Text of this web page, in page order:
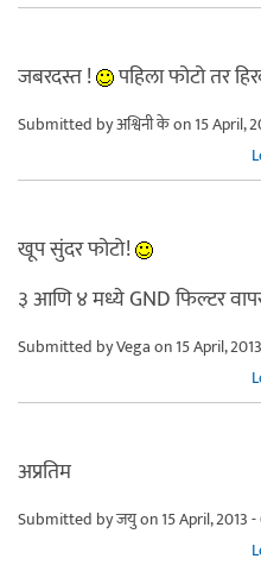
जबरदस्त ! पहिला फोटो तर
Submitted byअश्विनी केon 15 April,
खूप सुंदर फोटो!
३ आणि ४ मध्ये GND फिल्टर
Submitted byVegaon 15 April,
अप्रतिम
Submitted byजयुon 15 April, 2013